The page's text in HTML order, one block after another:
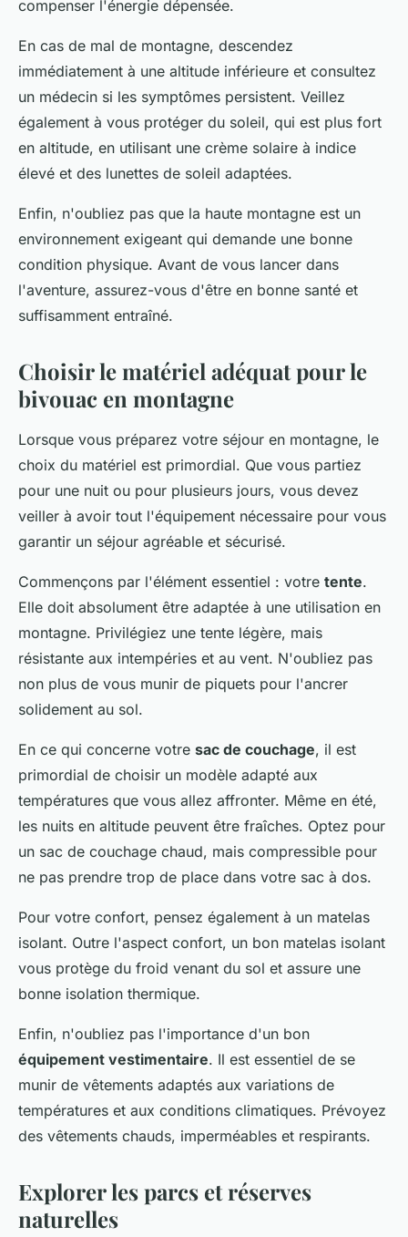
compenser l'énergie dépensée.
En cas de mal de montagne, descendez
immédiatement à une altitude inférieure et consultez
un médecin si les symptômes persistent. Veillez
également à vous protéger du soleil, qui est plus fort
en altitude, en utilisant une crème solaire à indice
élevé et des lunettes de soleil adaptées.
Enfin, n'oubliez pas que la haute montagne est un
environnement exigeant qui demande une bonne
condition physique. Avant de vous lancer dans
l'aventure, assurez-vous d'être en bonne santé et
suffisamment entraîné.
Choisir le matériel adéquat pour le
bivouac en montagne
Lorsque vous préparez votre séjour en montagne, le
choix du matériel est primordial. Que vous partiez
pour une nuit ou pour plusieurs jours, vous devez
veiller à avoir tout l'équipement nécessaire pour vous
garantir un séjour agréable et sécurisé.
Commençons par l'élément essentiel : votre tente.
Elle doit absolument être adaptée à une utilisation en
montagne. Privilégiez une tente légère, mais
résistante aux intempéries et au vent. N'oubliez pas
non plus de vous munir de piquets pour l'ancrer
solidement au sol.
En ce qui concerne votre sac de couchage, il est
primordial de choisir un modèle adapté aux
températures que vous allez affronter. Même en été,
les nuits en altitude peuvent être fraîches. Optez pour
un sac de couchage chaud, mais compressible pour
ne pas prendre trop de place dans votre sac à dos.
Pour votre confort, pensez également à un matelas
isolant. Outre l'aspect confort, un bon matelas isolant
vous protège du froid venant du sol et assure une
bonne isolation thermique.
Enfin, n'oubliez pas l'importance d'un bon
équipement vestimentaire. Il est essentiel de se
munir de vêtements adaptés aux variations de
températures et aux conditions climatiques. Prévoyez
des vêtements chauds, imperméables et respirants.
Explorer les parcs et réserves
naturelles